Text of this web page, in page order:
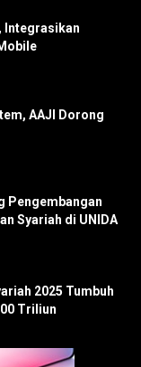
Integrasikan
AAJI Dorong
Pengembangan
Syariah di UNIDA
2025 Tumbuh
Triliun